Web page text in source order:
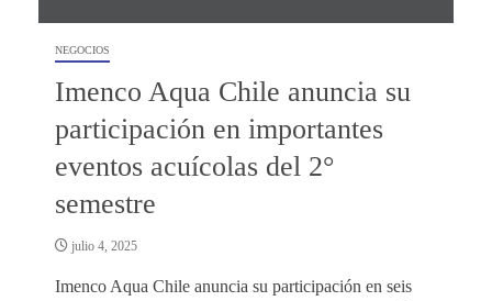
NEGOCIOS
Imenco Aqua Chile anuncia su
participación en importantes
eventos acuícolas del 2°
semestre
julio 4, 2025
Imenco Aqua Chile anuncia su participación en seis